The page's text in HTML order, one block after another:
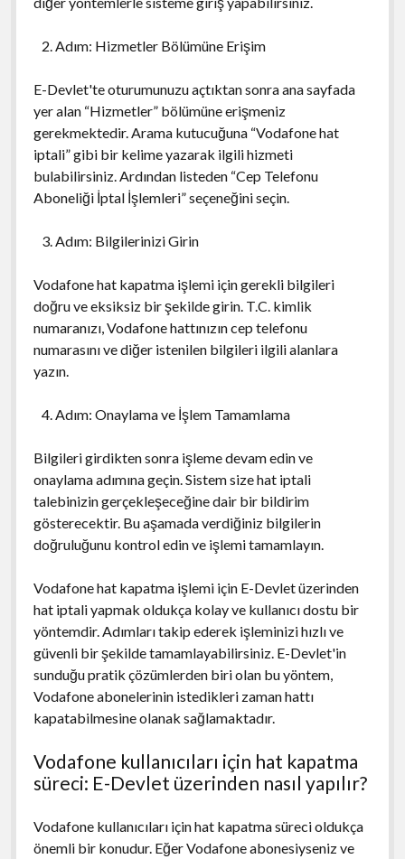
Adım: Hizmetler Bölümüne Erişim
E-Devlet'te oturumunuzu açtıktan sonra ana sayfada
yer alan “Hizmetler” bölümüne erişmeniz
gerekmektedir. Arama kutucuğuna “Vodafone hat
iptali” gibi bir kelime yazarak ilgili hizmeti
bulabilirsiniz. Ardından listeden “Cep Telefonu
Aboneliği İptal İşlemleri” seçeneğini seçin.
Adım: Bilgilerinizi Girin
Vodafone hat kapatma işlemi için gerekli bilgileri
doğru ve eksiksiz bir şekilde girin. T.C. kimlik
numaranızı, Vodafone hattınızın cep telefonu
numarasını ve diğer istenilen bilgileri ilgili alanlara
yazın.
Adım: Onaylama ve İşlem Tamamlama
Bilgileri girdikten sonra işleme devam edin ve
onaylama adımına geçin. Sistem size hat iptali
talebinizin gerçekleşeceğine dair bir bildirim
gösterecektir. Bu aşamada verdiğiniz bilgilerin
doğruluğunu kontrol edin ve işlemi tamamlayın.
Vodafone hat kapatma işlemi için E-Devlet üzerinden
hat iptali yapmak oldukça kolay ve kullanıcı dostu bir
yöntemdir. Adımları takip ederek işleminizi hızlı ve
güvenli bir şekilde tamamlayabilirsiniz. E-Devlet'in
sunduğu pratik çözümlerden biri olan bu yöntem,
Vodafone abonelerinin istedikleri zaman hattı
kapatabilmesine olanak sağlamaktadır.
Vodafone kullanıcıları için hat kapatma
süreci: E-Devlet üzerinden nasıl yapılır?
Vodafone kullanıcıları için hat kapatma süreci oldukça
önemli bir konudur. Eğer Vodafone abonesiyseniz ve